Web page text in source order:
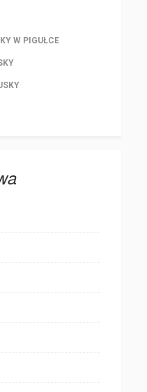
W PIGUŁCE